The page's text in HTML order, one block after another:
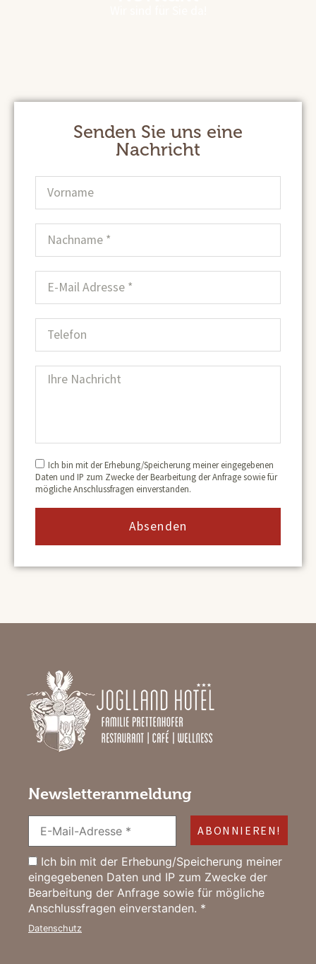
Senden Sie uns eine
Nachricht
Ich bin mit der Erhebung/Speicherung meiner eingegebenen
Daten und IP zum Zwecke der Bearbeitung der Anfrage sowie für
mögliche Anschlussfragen einverstanden.
Absenden
Newsletteranmeldung
Ich bin mit der Erhebung/Speicherung meiner
eingegebenen Daten und IP zum Zwecke der
Bearbeitung der Anfrage sowie für mögliche
Anschlussfragen einverstanden. *
Datenschutz